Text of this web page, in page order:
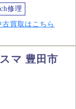
修理
古買取はこちら
マ 豊田市